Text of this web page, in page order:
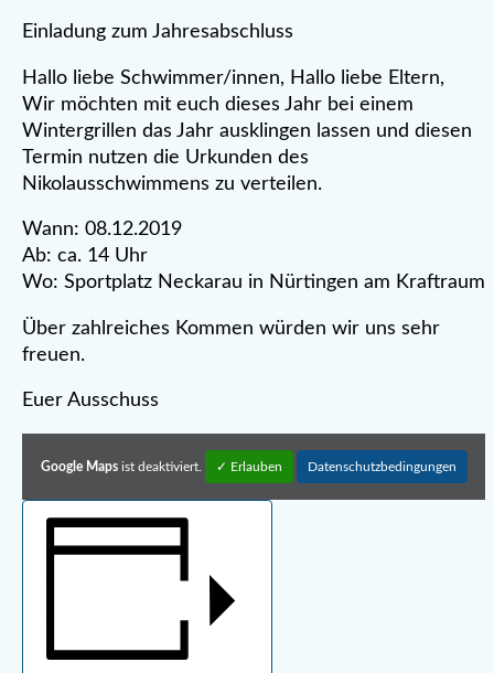
Einladung zum Jahresabschluss
Hallo liebe Schwimmer/innen, Hallo liebe Eltern,
Wir möchten mit euch dieses Jahr bei einem
Wintergrillen das Jahr ausklingen lassen und diesen
Termin nutzen die Urkunden des
Nikolausschwimmens zu verteilen.
Wann: 08.12.2019
Ab: ca. 14 Uhr
Wo: Sportplatz Neckarau in Nürtingen am Kraftraum
Über zahlreiches Kommen würden wir uns sehr
freuen.
Euer Ausschuss
Google Mapsist deaktiviert. ✓ Erlauben Datenschutzbedingungen